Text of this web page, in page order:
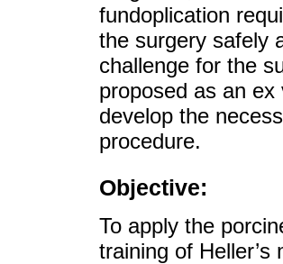
fundoplication
the surgery safely
challenge for the
proposed as an
develop the
procedure.
Objective:
To apply the
training of Heller’s